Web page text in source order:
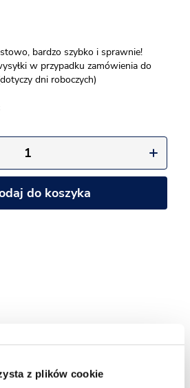
z plików cookie
bardzo szybko i sprawnie!
w przypadku zamówienia do
dni roboczych)
do koszyka